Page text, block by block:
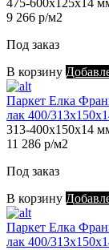
475-600х125х14
9 266 р/м2
Под заказ
В корзину
Паркет Елка
лак 400/
313-400х150х14
11 286 р/м2
Под заказ
В корзину
Паркет Елка
лак 400/